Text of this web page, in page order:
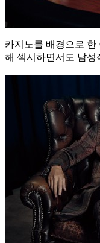
카지노를 배경으로 한
해 섹시하면서도 남성